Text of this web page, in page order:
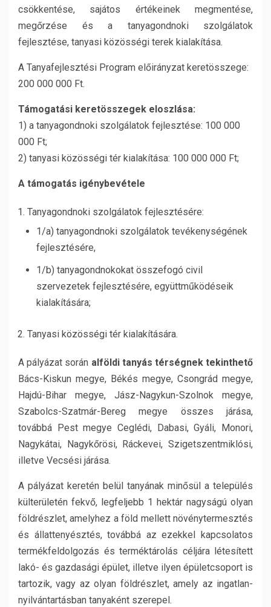
csökkentése, sajátos értékeinek megmentése,
megőrzése és a tanyagondnoki szolgálatok
fejlesztése, tanyasi közösségi terek kialakítása.
A Tanyafejlesztési Program előirányzat keretösszege:
200 000 000 Ft.
Támogatási keretösszegek eloszlása:
1) a tanyagondnoki szolgálatok fejlesztése: 100 000
000 Ft;
2) tanyasi közösségi tér kialakítása: 100 000 000 Ft;
A támogatás igénybevétele
Tanyagondnoki szolgálatok fejlesztésére:
1/a) tanyagondnoki szolgálatok tevékenységének
fejlesztésére,
1/b) tanyagondnokokat összefogó civil
szervezetek fejlesztésére, együttműködéseik
kialakítására;
Tanyasi közösségi tér kialakítására.
A pályázat során alföldi tanyás térségnek tekinthető
Bács-Kiskun megye, Békés megye, Csongrád megye,
Hajdú-Bihar megye, Jász-Nagykun-Szolnok megye,
Szabolcs-Szatmár-Bereg megye összes járása,
továbbá Pest megye Ceglédi, Dabasi, Gyáli, Monori,
Nagykátai, Nagykőrösi, Ráckevei, Szigetszentmiklósi,
illetve Vecsési járása.
A pályázat keretén belül tanyának minősül a település
külterületén fekvő, legfeljebb 1 hektár nagyságú olyan
földrészlet, amelyhez a föld mellett növénytermesztés
és állattenyésztés, továbbá az ezekkel kapcsolatos
termékfeldolgozás és terméktárolás céljára létesített
lakó- és gazdasági épület, illetve ilyen épületcsoport is
tartozik, vagy az olyan földrészlet, amely az ingatlan-
nyilvántartásban tanyaként szerepel.